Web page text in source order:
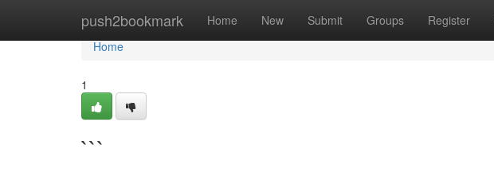
push2bookmark Home New Submit Groups Register
Home
Home
1
```